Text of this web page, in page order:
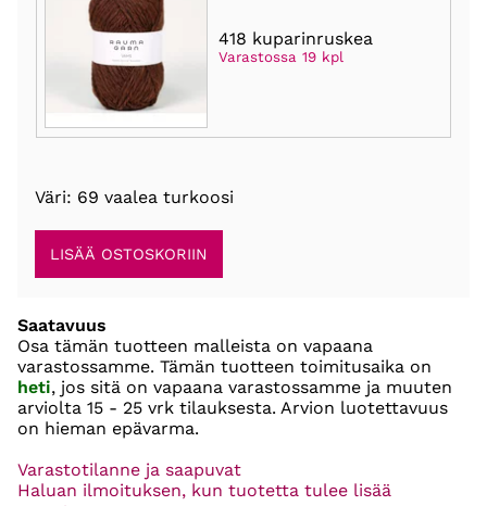
418 kuparinruskea
Varastossa 19 kpl
Väri: 69 vaalea turkoosi
Saatavuus
Osa tämän tuotteen malleista on vapaana
varastossamme. Tämän tuotteen toimitusaika on
heti, jos sitä on vapaana varastossamme ja muuten
arviolta 15 - 25 vrk tilauksesta. Arvion luotettavuus
on hieman epävarma.
Varastotilanne ja saapuvat
Haluan ilmoituksen, kun tuotetta tulee lisää